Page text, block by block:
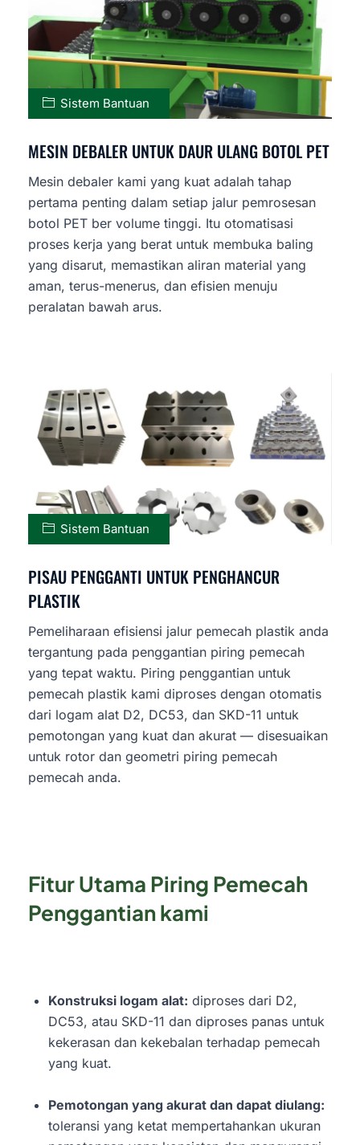
Sistem Bantuan
MESIN DEBALER UNTUK DAUR ULANG BOTOL PET
Mesin debaler kami yang kuat adalah tahap
pertama penting dalam setiap jalur pemrosesan
botol PET ber volume tinggi. Itu otomatisasi
proses kerja yang berat untuk membuka baling
yang disarut, memastikan aliran material yang
aman, terus-menerus, dan efisien menuju
peralatan bawah arus.
Sistem Bantuan
PISAU PENGGANTI UNTUK PENGHANCUR
PLASTIK
Pemeliharaan efisiensi jalur pemecah plastik anda
tergantung pada penggantian piring pemecah
yang tepat waktu. Piring penggantian untuk
pemecah plastik kami diproses dengan otomatis
dari logam alat D2, DC53, dan SKD-11 untuk
pemotongan yang kuat dan akurat — disesuaikan
untuk rotor dan geometri piring pemecah
pemecah anda.
Fitur Utama Piring Pemecah
Penggantian kami
Konstruksi logam alat: diproses dari D2,
DC53, atau SKD-11 dan diproses panas untuk
kekerasan dan kekebalan terhadap pemecah
yang kuat.
Pemotongan yang akurat dan dapat diulang:
toleransi yang ketat mempertahankan ukuran